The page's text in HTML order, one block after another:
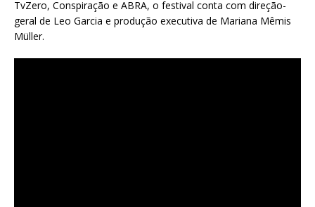
TvZero, Conspiração e ABRA, o festival conta com direção-
geral de Leo Garcia e produção executiva de Mariana Mêmis
Müller.